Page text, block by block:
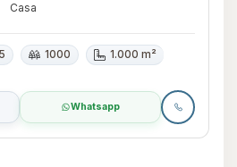
Casa
1000 1.000 m²
Whatsapp